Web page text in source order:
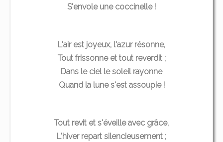
S'envole une coccinelle !
L'air est joyeux, l'azur résonne,
Tout frissonne et tout reverdit ;
Dans le ciel le soleil rayonne
Quand la lune s'est assoupie !
Tout revit et s'éveille avec grâce,
L'hiver repart silencieusement ;